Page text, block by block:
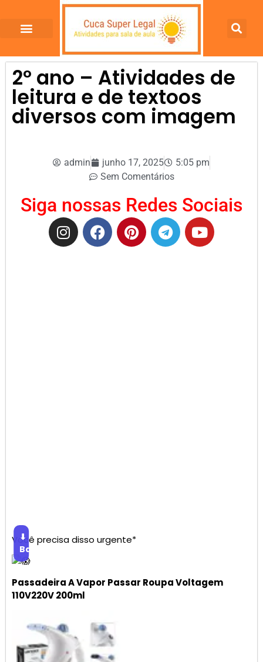
2º ano – Atividades de
leitura e de textoos
diversos com imagem
admin junho 17, 2025
5:05 pm
Sem Comentários
Siga nossas Redes Sociais
Você precisa disso urgente*
⬇
Baixar
Passadeira A Vapor Passar Roupa Voltagem
110V220V 200ml